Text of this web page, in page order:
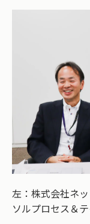
左：株式会社ネ
ソルプロセス＆